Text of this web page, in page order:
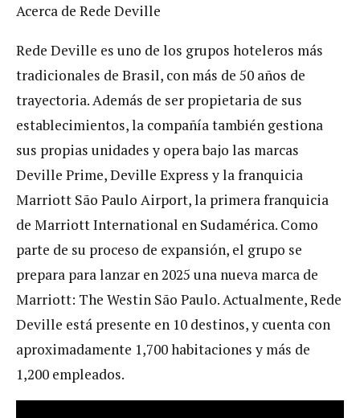
Acerca de Rede Deville
Rede Deville es uno de los grupos hoteleros más
tradicionales de Brasil, con más de 50 años de
trayectoria. Además de ser propietaria de sus
establecimientos, la compañía también gestiona
sus propias unidades y opera bajo las marcas
Deville Prime, Deville Express y la franquicia
Marriott São Paulo Airport, la primera franquicia
de Marriott International en Sudamérica. Como
parte de su proceso de expansión, el grupo se
prepara para lanzar en 2025 una nueva marca de
Marriott: The Westin São Paulo. Actualmente, Rede
Deville está presente en 10 destinos, y cuenta con
aproximadamente 1,700 habitaciones y más de
1,200 empleados.